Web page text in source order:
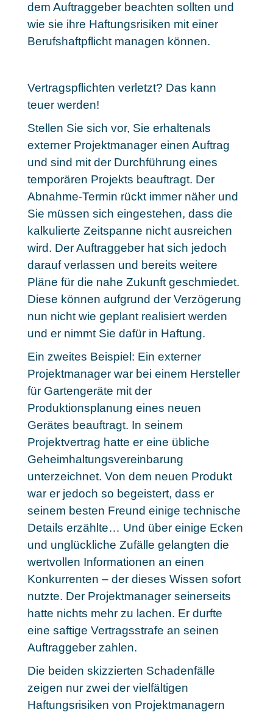
dem Auftraggeber beachten sollten und
wie sie ihre Haftungsrisiken mit einer
Berufshaftpflicht managen können.
Vertragspflichten verletzt? Das kann
teuer werden!
Stellen Sie sich vor, Sie erhaltenals
externer Projektmanager einen Auftrag
und sind mit der Durchführung eines
temporären Projekts beauftragt. Der
Abnahme-Termin rückt immer näher und
Sie müssen sich eingestehen, dass die
kalkulierte Zeitspanne nicht ausreichen
wird. Der Auftraggeber hat sich jedoch
darauf verlassen und bereits weitere
Pläne für die nahe Zukunft geschmiedet.
Diese können aufgrund der Verzögerung
nun nicht wie geplant realisiert werden
und er nimmt Sie dafür in Haftung.
Ein zweites Beispiel: Ein externer
Projektmanager war bei einem Hersteller
für Gartengeräte mit der
Produktionsplanung eines neuen
Gerätes beauftragt. In seinem
Projektvertrag hatte er eine übliche
Geheimhaltungsvereinbarung
unterzeichnet. Von dem neuen Produkt
war er jedoch so begeistert, dass er
seinem besten Freund einige technische
Details erzählte… Und über einige Ecken
und unglückliche Zufälle gelangten die
wertvollen Informationen an einen
Konkurrenten – der dieses Wissen sofort
nutzte. Der Projektmanager seinerseits
hatte nichts mehr zu lachen. Er durfte
eine saftige Vertragsstrafe an seinen
Auftraggeber zahlen.
Die beiden skizzierten Schadenfälle
zeigen nur zwei der vielfältigen
Haftungsrisiken von Projektmanagern